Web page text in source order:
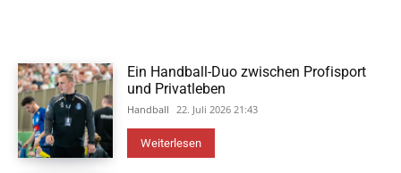
Ein Handball-Duo zwischen Profisport
und Privatleben
Handball 22. Juli 2026 21:43
Weiterlesen